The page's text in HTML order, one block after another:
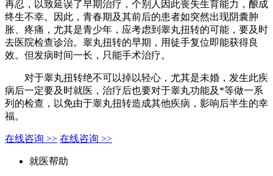
再忍，以致延误了早期治疗，个别人因此丧失生育能力，酿成
终生不幸。因此，青春期及其前后的患者如突然出现阴囊肿
胀、疼痛，尤其是青少年，应考虑到睾丸扭转的可能，要及时
去医院检查诊治。睾丸扭转的早期，用徒手复位即能获得良
效。但发病时间一长，只能手术治疗。
对于睾丸扭转绝不可以掉以轻心，尤其是未婚，发生此疾
病后一定要及时就医，治疗后也要对于睾丸功能及*等做一系
列的检查，以免由于睾丸扭转造成其他疾病，影响后半生的幸
福。
在线咨询 >> 在线咨询 >>
就医帮助